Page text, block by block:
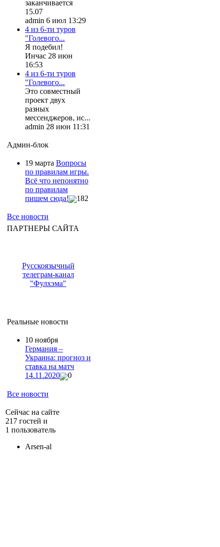
заканчивается
15.07
admin 6 июл 13:29
4 из 6-ти туров
"Голевого...
Я подебил!
Инчас 28 июн
16:53
4 из 6-ти туров
"Голевого...
Это совместный
проект двух
разных
мессенджеров, ис...
admin 28 июн 11:31
Админ-блок
19 марта Вопросы
по правилам игры.
Всё что непонятно
по правилам
пишем сюда!
182
Все новости
ПАРТНЕРЫ САЙТА
Русскоязычный
телеграм-канал
"Фулхэма"
Реальные новости
10 ноября
Германия –
Украина: прогноз и
ставка на матч
14.11.2020
0
Все новости
Сейчас на сайте
217 гостей и
1 пользователь
Arsen-al